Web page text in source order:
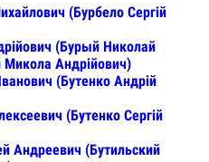
(Бурбело Сергій
(Бурый Николай
Андрійович)
(Бутенко Андрій
(Бутенко Сергій
Андреевич (Бутильский